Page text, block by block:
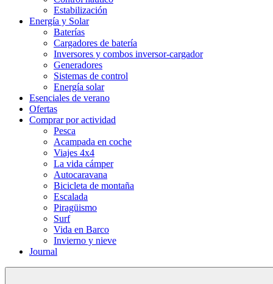
Estabilización
Energía y Solar
Baterías
Cargadores de batería
Inversores y combos inversor-cargador
Generadores
Sistemas de control
Energía solar
Esenciales de verano
Ofertas
Comprar por actividad
Pesca
Acampada en coche
Viajes 4x4
La vida cámper
Autocaravana
Bicicleta de montaña
Escalada
Piragüismo
Surf
Vida en Barco
Invierno y nieve
Journal